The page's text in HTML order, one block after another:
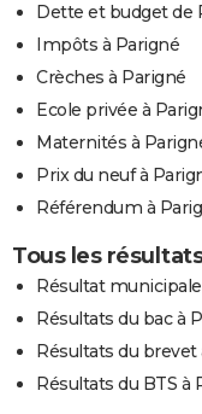
Dette et budget de
Impôts à Parigné
Crèches à Parigné
Ecole privée à
Maternités à
Prix du neuf à
Référendum à
Tous les
Résultat
Résultats du bac à
Résultats du brevet
Résultats du BTS à